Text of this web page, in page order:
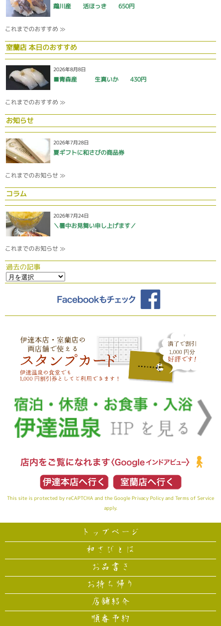
鵡川産 活ほっき 650円
これまでのおすすめ ≫
室蘭店 本日のおすすめ
2026年8月8日
■青森産 生真いか 430円
これまでのおすすめ ≫
お知らせ
2026年7月28日
夏ギフトに和さびの商品券
これまでのお知らせ ≫
コラム
2026年7月24日
＼暑中お見舞い申し上げます／
これまでのお知らせ ≫
過去の記事
This site is protected by reCAPTCHA and the Google Privacy Policy and Terms of Service
apply.
トップページ
和さびとは
お品書き
お持ち帰り
店舗紹介
順番予約